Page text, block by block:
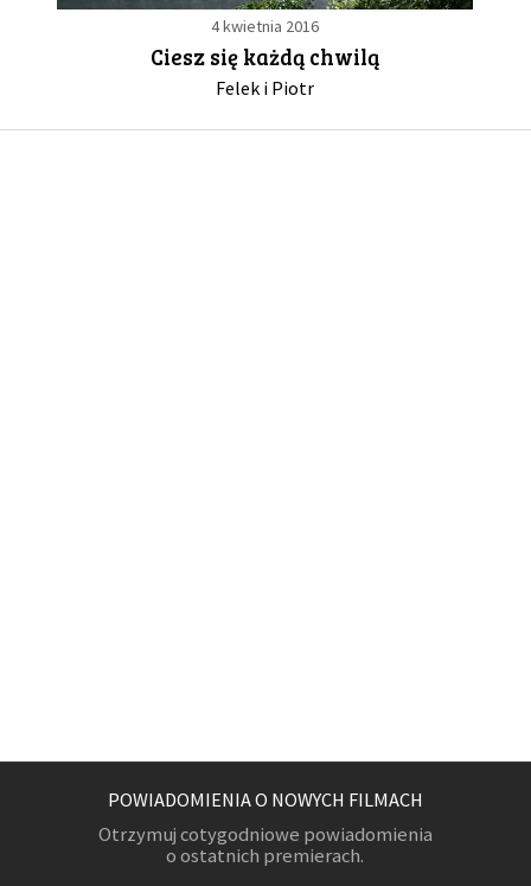
GALERIA
DRUŻYNA
4 kwietnia 2016
Ciesz się każdą chwilą
Felek i Piotr
POWIADOMIENIA O NOWYCH FILMACH
Otrzymuj cotygodniowe powiadomienia
o ostatnich premierach.